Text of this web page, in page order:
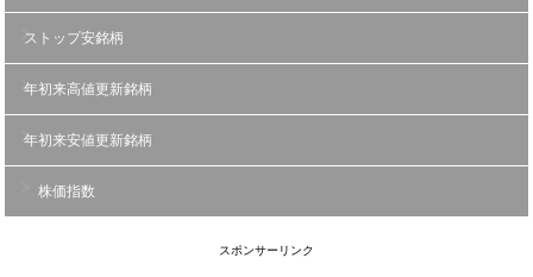
ストップ安銘柄
年初来高値更新銘柄
年初来安値更新銘柄
株価指数
スポンサーリンク